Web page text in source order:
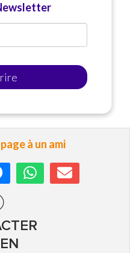
à un ami